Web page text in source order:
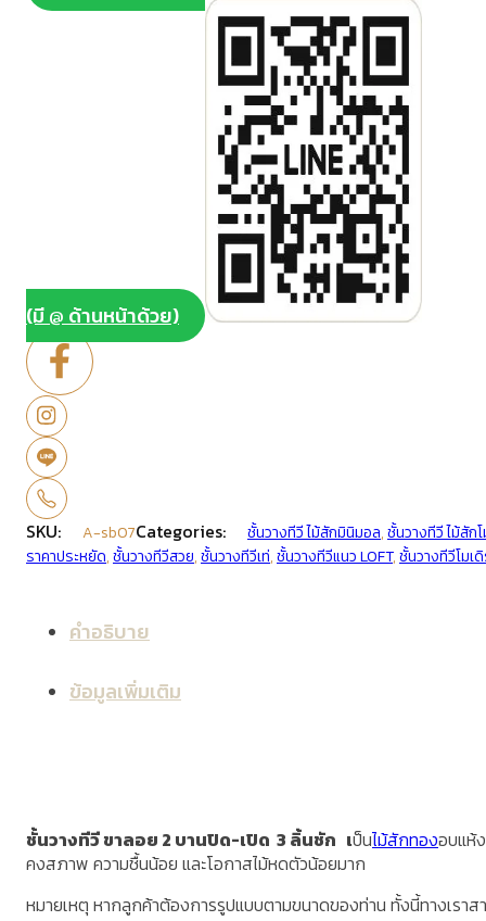
(มี @ ด้านหน้าด้วย)
SKU: A-sb07Categories: ชั้นวางทีวี ไม้สักมินิมอล,ชั้นวางทีวี ไม้สัก
ราคาประหยัด,ชั้นวางทีวีสวย,ชั้นวางทีวีเท่,ชั้นวางทีวีแนว LOFT,ชั้นวางทีวีโมเ
คำอธิบาย
ข้อมูลเพิ่มเติม
ชั้นวางทีวี ขาลอย 2 บานปิด-เปิด 3 ลิ้นชัก เป็นไม้สักทองอบแห้
คงสภาพ ความชื้นน้อย และโอกาสไม้หดตัวน้อยมาก
หมายเหตุ หากลูกค้าต้องการรูปแบบตามขนาดของท่าน ทั้งนี้ทางเรา